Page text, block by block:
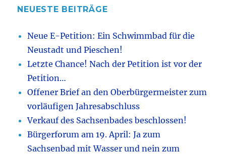
NEUESTE BEITRÄGE
Neue E-Petition: Ein Schwimmbad für die
Neustadt und Pieschen!
Letzte Chance! Nach der Petition ist vor der
Petition…
Offener Brief an den Oberbürgermeister zum
vorläufigen Jahresabschluss
Verkauf des Sachsenbades beschlossen!
Bürgerforum am 19. April: Ja zum
Sachsenbad mit Wasser und nein zum